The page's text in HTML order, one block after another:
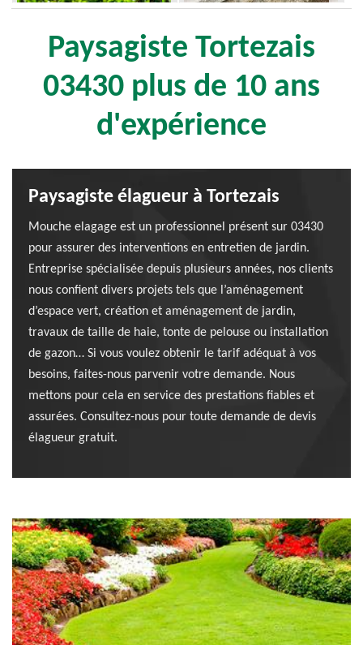
Paysagiste Tortezais
03430 plus de 10 ans
d'expérience
Paysagiste élagueur à Tortezais
Mouche elagage est un professionnel présent sur 03430
pour assurer des interventions en entretien de jardin.
Entreprise spécialisée depuis plusieurs années, nos clients
nous confient divers projets tels que l’aménagement
d’espace vert, création et aménagement de jardin,
travaux de taille de haie, tonte de pelouse ou installation
de gazon… Si vous voulez obtenir le tarif adéquat à vos
besoins, faites-nous parvenir votre demande. Nous
mettons pour cela en service des prestations fiables et
assurées. Consultez-nous pour toute demande de devis
élagueur gratuit.